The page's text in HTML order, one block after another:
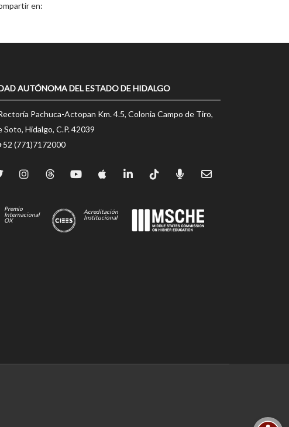
en:
AUTÓNOMA DEL ESTADO DE HIDALGO
Pachuca-Actopan Km. 4.5, Colonia Campo de Tiro,
Soto, Hidalgo, C.P. 42039
(771)7172000
Premio
Internacional
OX
Acreditación
Institucional